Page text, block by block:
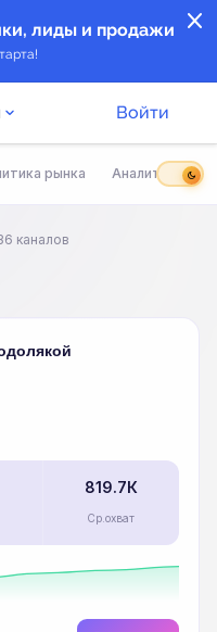
close
лиды и продажи
в Telegram
Войти
рынка Аналитика dark_mode
каналов
819.7К
Ср.охват